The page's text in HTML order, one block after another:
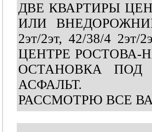
ДВЕ КВАРТИРЫ
ИЛИ
2эт/2эт, 42/38/4
ЦЕНТРЕ РОСТОВА-
ОСТАНОВКА
АСФАЛЬТ.
РАССМОТРЮ ВСЕ